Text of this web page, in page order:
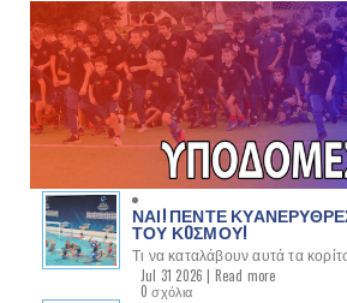
ΝΑΙ! ΠΕΝΤΕ
ΤΟΥ ΚOΣΜΟΥ!
Τι να καταλάβουν αυτά τα
Jul 31 2026 | Read more
0 σχόλια